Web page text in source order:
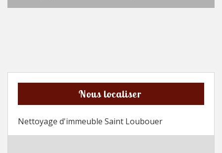
Nous localiser
Nettoyage d'immeuble Saint Loubouer